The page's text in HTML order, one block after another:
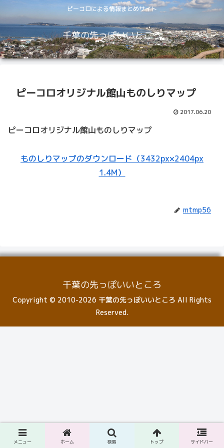
ピーコロによる情報まとめサイト
千葉の先っぽいいところ
ピーコロオリジナル館山ものしりマップ
2017.06.20
ピーコロオリジナル館山ものしりマップ
ものしりマップのダウンロード（3432px×2404px
1.4M）
mtmp56
千葉の先っぽいいところ
Copyright © 2010-2026 千葉の先っぽいいところ All Rights
Reserved.
メニュー ホーム 検索 トップ サイドバー